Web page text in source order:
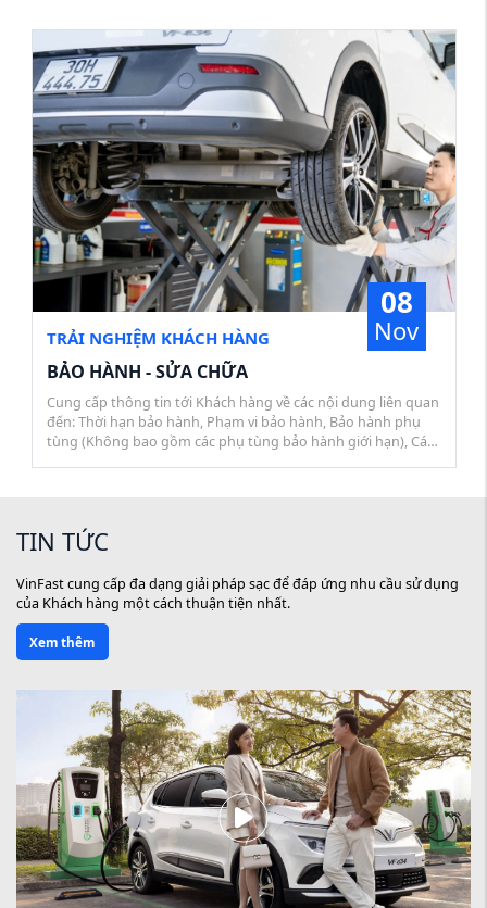
quãng đường và thời gian sử dụng). Đây là điều kiện cần để
được hưởng chính sách bảo hành.
08
Nov
TRẢI NGHIỆM KHÁCH HÀNG
BẢO HÀNH - SỬA CHỮA
Cung cấp thông tin tới Khách hàng về các nội dung liên quan
đến: Thời hạn bảo hành, Phạm vi bảo hành, Bảo hành phụ
tùng (Không bao gồm các phụ tùng bảo hành giới hạn), Các
TIN TỨC
VinFast cung cấp đa dạng giải pháp sạc để đáp ứng nhu cầu sử dụng
của Khách hàng một cách thuận tiện nhất.
Xem thêm